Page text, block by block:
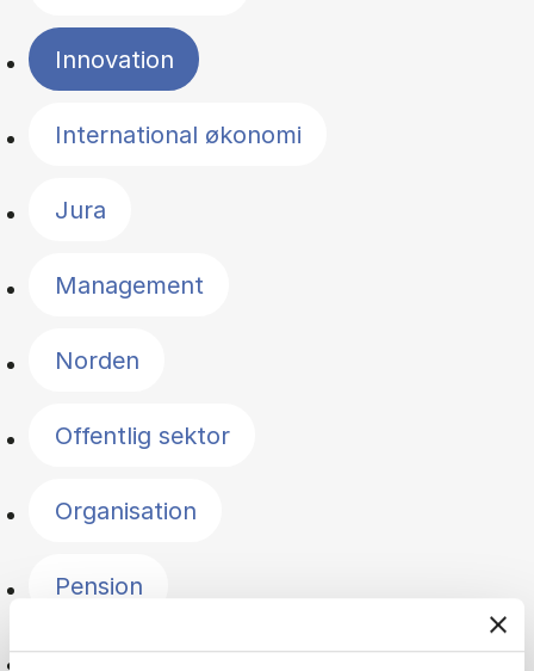
Innovation
International økonomi
Jura
Management
Norden
Offentlig sektor
Organisation
Pension
Politik